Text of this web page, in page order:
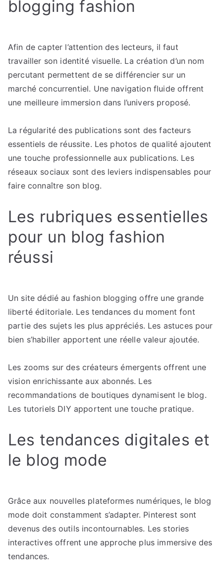
blogging fashion
Afin de capter l’attention des lecteurs, il faut
travailler son identité visuelle. La création d’un nom
percutant permettent de se différencier sur un
marché concurrentiel. Une navigation fluide offrent
une meilleure immersion dans l’univers proposé.
La régularité des publications sont des facteurs
essentiels de réussite. Les photos de qualité ajoutent
une touche professionnelle aux publications. Les
réseaux sociaux sont des leviers indispensables pour
faire connaître son blog.
Les rubriques essentielles
pour un blog fashion
réussi
Un site dédié au fashion blogging offre une grande
liberté éditoriale. Les tendances du moment font
partie des sujets les plus appréciés. Les astuces pour
bien s’habiller apportent une réelle valeur ajoutée.
Les zooms sur des créateurs émergents offrent une
vision enrichissante aux abonnés. Les
recommandations de boutiques dynamisent le blog.
Les tutoriels DIY apportent une touche pratique.
Les tendances digitales et
le blog mode
Grâce aux nouvelles plateformes numériques, le blog
mode doit constamment s’adapter. Pinterest sont
devenus des outils incontournables. Les stories
interactives offrent une approche plus immersive des
tendances.